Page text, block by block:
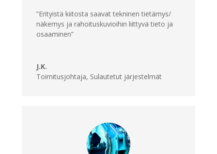
”Erityistä kiitosta saavat tekninen tietämys/
näkemys ja rahoituskuvioihin liittyvä tieto ja
osaaminen”
J.K.
Toimitusjohtaja, Sulautetut järjestelmät